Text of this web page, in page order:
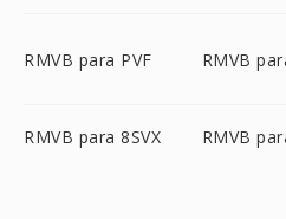
RMVB para PVF RMVB
RMVB para 8SVX RMVB